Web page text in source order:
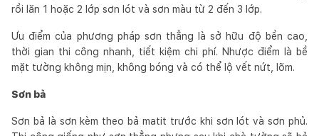
rồi lăn 1 hoặc 2 lớp sơn lót và sơn màu từ 2 đến 3 lớp.
Ưu điểm của phương pháp sơn thẳng là sở hữu độ bền cao,
thời gian thi công nhanh, tiết kiệm chi phí. Nhược điểm là bề
mặt tường không mịn, không bóng và có thể lộ vết nứt, lõm.
Sơn bả
Sơn bả là sơn kèm theo bả matit trước khi sơn lót và sơn phủ.